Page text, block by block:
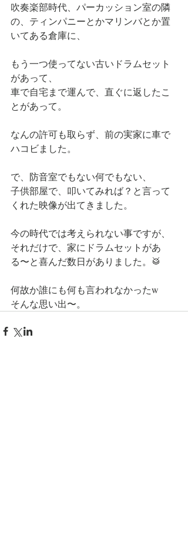
吹奏楽部時代、パーカッション室の隣
の、ティンパニーとかマリンバとか置
いてある倉庫に、
もう一つ使ってない古いドラムセット
があって、
車で自宅まで運んで、直ぐに返したこ
とがあって。
なんの許可も取らず、前の実家に車で
ハコビました。
で、防音室でもない何でもない、
子供部屋で、叩いてみれば？と言って
くれた映像が出てきました。
今の時代では考えられない事ですが、
それだけで、家にドラムセットがあ
る〜と喜んだ数日がありました。🥁
何故か誰にも何も言われなかったw
そんな思い出〜。